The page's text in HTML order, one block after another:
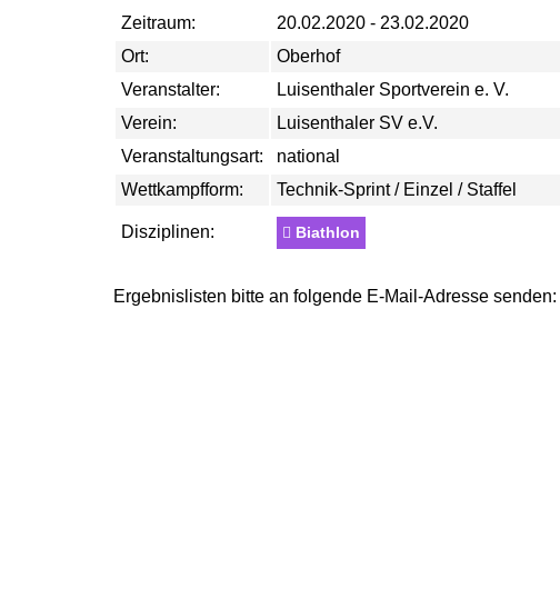
Zeitraum:
20.02.2020 - 23.02.2020
Ort:
Oberhof
Veranstalter:
Luisenthaler Sportverein e. V.
Verein:
Luisenthaler SV e.V.
Veranstaltungsart:
national
Wettkampfform:
Technik-Sprint / Einzel / Staffel
Disziplinen: Biathlon
Ergebnislisten bitte an folgende E-Mail-Adresse senden: